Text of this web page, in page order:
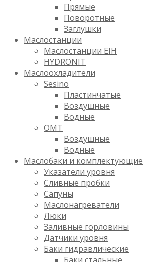
Прямые
Поворотные
Заглушки
Маслостанции
Маслостанции EIH
HYDRONIT
Маслоохладители
Sesino
Пластинчатые
Воздушные
Водные
OMT
Воздушные
Водные
Маслобаки и комплектующие
Указатели уровня
Сливные пробки
Сапуны
Маслонагреватели
Люки
Заливные горловины
Датчики уровня
Баки гидравлические